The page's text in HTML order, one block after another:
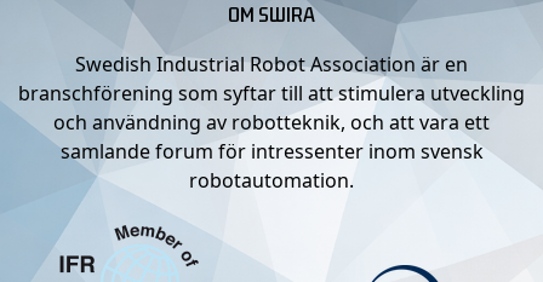
OM SWIRA
Swedish Industrial Robot Association är en
branschförening som syftar till att stimulera utveckling
och användning av robotteknik, och att vara ett
samlande forum för intressenter inom svensk
robotautomation.